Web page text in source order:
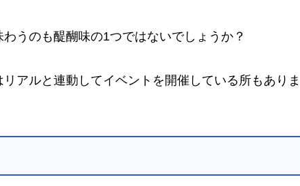
うのも醍醐味の1つではないでしょうか？
アルと連動してイベントを開催している所もありま